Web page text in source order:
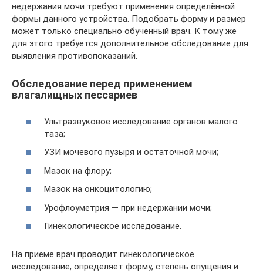
недержания мочи требуют применения определённой
формы данного устройства. Подобрать форму и размер
может только специально обученный врач. К тому же
для этого требуется дополнительное обследование для
выявления противопоказаний.
Обследование перед применением
влагалищных пессариев
Ультразвуковое исследование органов малого
таза;
УЗИ мочевого пузыря и остаточной мочи;
Мазок на флору;
Мазок на онкоцитологию;
Урофлоуметрия — при недержании мочи;
Гинекологическое исследование.
На приеме врач проводит гинекологическое
исследование, определяет форму, степень опущения и